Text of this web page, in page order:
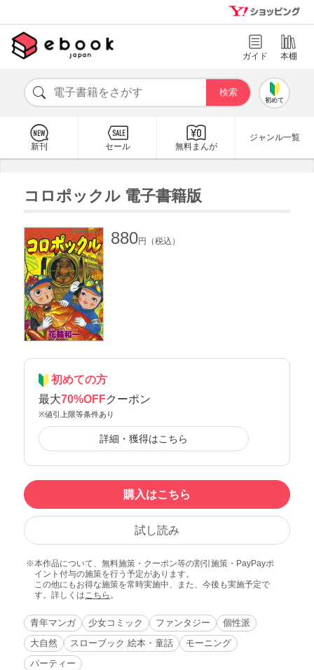
ガイド 本棚
初めて
新刊 セール 無料まんが
ジャンル一覧
コロポックル 電子書籍版
880円（税込）
初めての方
最大70%OFFクーポン
※値引上限等条件あり
詳細・獲得はこちら
購入はこちら
試し読み
本作品について、無料施策・クーポン等の割引施策・PayPayポ
イント付与の施策を行う予定があります。
この他にもお得な施策を常時実施中、また、今後も実施予定で
す。詳しくはこちら 。
青年マンガ 少女コミック ファンタジー
個性派
大自然
スローブック 絵本・童話
モーニング
パーティー